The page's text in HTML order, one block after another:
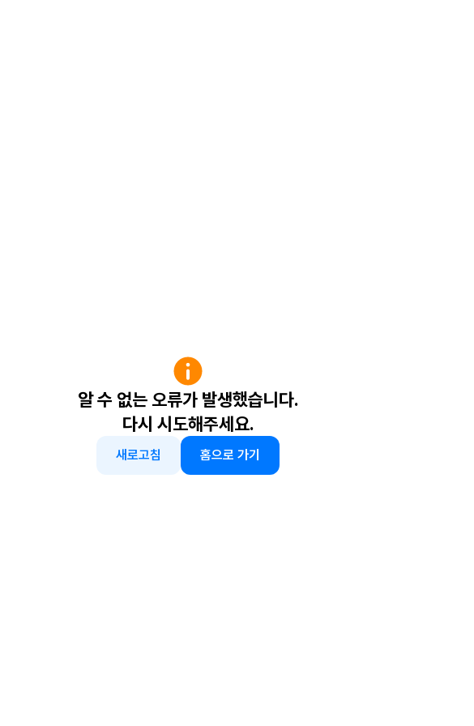
알 수 없는 오류가 발생했습니다.
다시 시도해주세요.
새로고침 홈으로 가기